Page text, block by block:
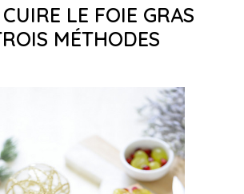
LE FOIE GRAS
MÉTHODES